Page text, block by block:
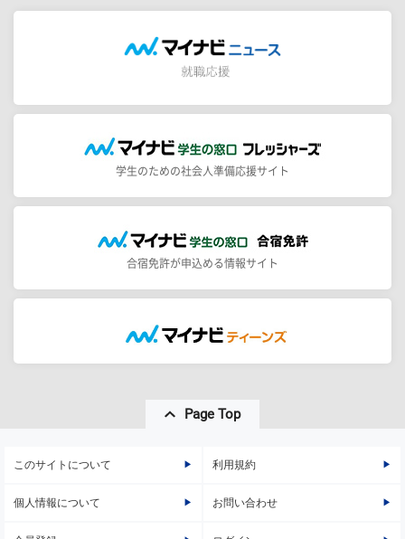
学生のための社会人準備応援サイト
合宿免許が申込める情報サイト
Page Top
このサイトについて 利用規約
個人情報について お問い合わせ